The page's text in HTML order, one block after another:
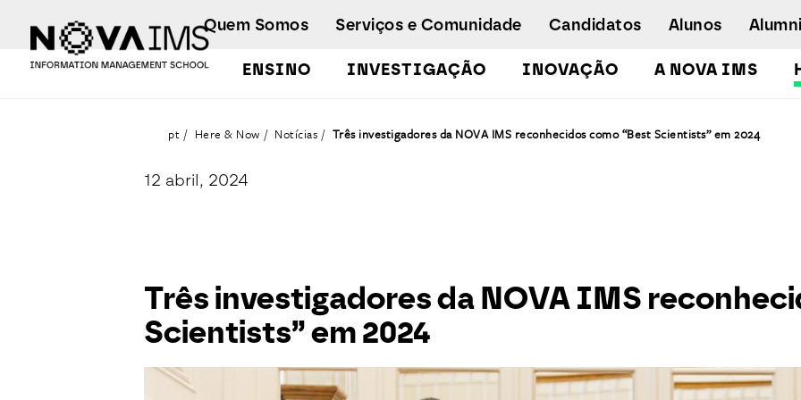
ENSINO
Licenciaturas
Empregabilidade
Concurso especial - emergência
INVESTIGAÇÃO INOVAÇÃO A NOVA IMS
Quem Somos Serviços e Comunidade Candidatos Alunos Alumni
pt Here & Now Notícias Três investigadores da NOVA IMS reconhecidos como “Best Scientists” em 2024
12 abril, 2024
Três investigadores da NOVA IMS
Scientists” em 2024
Detalhe da Notícia